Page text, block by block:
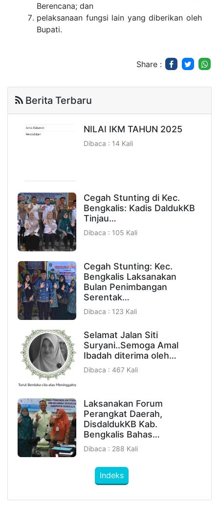
Berencana; dan
pelaksanaan fungsi lain yang diberikan oleh
Bupati.
Share :
Berita Terbaru
NILAI IKM TAHUN 2025
Dibaca : 14 Kali
Cegah Stunting di Kec.
Bengkalis: Kadis DaldukKB
Tinjau…
Dibaca : 105 Kali
Cegah Stunting: Kec.
Bengkalis Laksanakan
Bulan Penimbangan
Serentak…
Dibaca : 123 Kali
Selamat Jalan Siti
Suryani..Semoga Amal
Ibadah diterima oleh…
Dibaca : 467 Kali
Laksanakan Forum
Perangkat Daerah,
DisdaldukKB Kab.
Bengkalis Bahas…
Dibaca : 288 Kali
Indeks